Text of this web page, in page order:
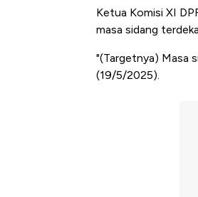
Ketua Komisi XI
masa sidang
"(Targetnya) Masa
(19/5/2025).